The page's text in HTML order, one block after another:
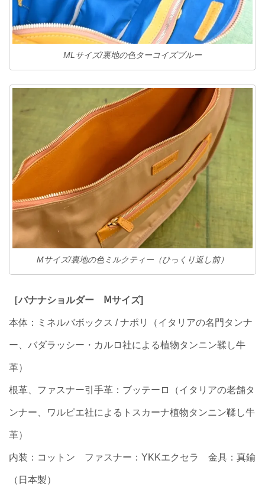
MLサイズ/裏地の色ターコイズブルー
Mサイズ/裏地の色ミルクティー（ひっくり返し前）
［バナナショルダー Ⅿサイズ]
本体：ミネルバボックス / ナポリ（イタリアの名門タンナ
ー、バダラッシー・カルロ社による植物タンニン鞣し牛
革）
根革、ファスナー引手革：ブッテーロ（イタリアの老舗タ
ンナー、ワルピエ社によるトスカーナ植物タンニン鞣し牛
革）
内装：コットン ファスナー：YKKエクセラ 金具：真鍮
（日本製）